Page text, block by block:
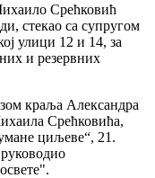
Срећковић
стекао са супругом
улици 12 и 14, за
и резервних
краља Александра
Срећковића,
циљеве“, 21.